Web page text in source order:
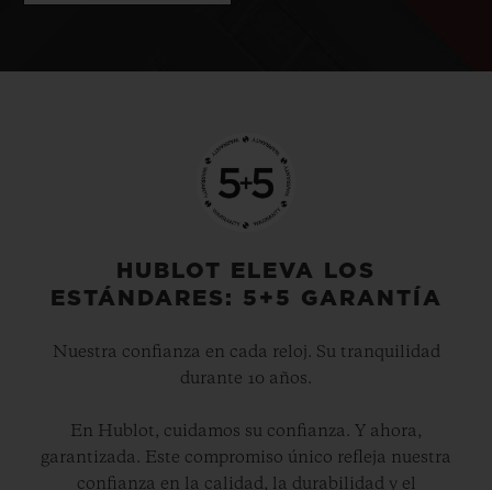
HUBLOT ELEVA LOS
ESTÁNDARES: 5+5 GARANTÍA
Nuestra confianza en cada reloj. Su tranquilidad
durante 10 años.
En Hublot, cuidamos su confianza. Y ahora,
garantizada. Este compromiso único refleja nuestra
confianza en la calidad, la durabilidad y el